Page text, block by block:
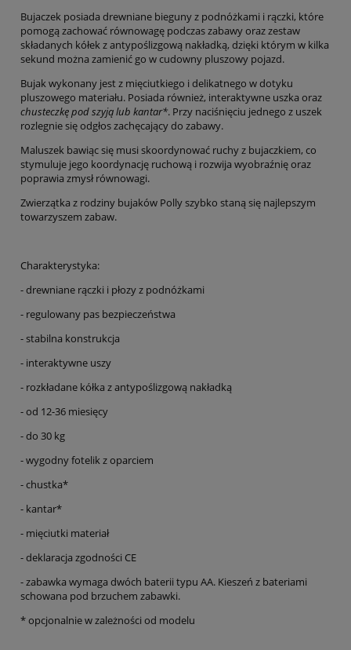
Bujaczek posiada drewniane bieguny z podnóżkami i rączki, które
pomogą zachować równowagę podczas zabawy oraz zestaw
składanych kółek z antypoślizgową nakładką, dzięki którym w kilka
sekund można zamienić go w cudowny pluszowy pojazd.
Bujak wykonany jest z mięciutkiego i delikatnego w dotyku
pluszowego materiału. Posiada również, interaktywne uszka oraz
chusteczkę pod szyją lub kantar*. Przy naciśnięciu jednego z uszek
rozlegnie się odgłos zachęcający do zabawy.
Maluszek bawiąc się musi skoordynować ruchy z bujaczkiem, co
stymuluje jego koordynację ruchową i rozwija wyobraźnię oraz
poprawia zmysł równowagi.
Zwierzątka z rodziny bujaków Polly szybko staną się najlepszym
towarzyszem zabaw.
Charakterystyka:
- drewniane rączki i płozy z podnóżkami
- regulowany pas bezpieczeństwa
- stabilna konstrukcja
- interaktywne uszy
- rozkładane kółka z antypoślizgową nakładką
- od 12-36 miesięcy
- do 30 kg
- wygodny fotelik z oparciem
- chustka*
- kantar*
- mięciutki materiał
- deklaracja zgodności CE
- zabawka wymaga dwóch baterii typu AA. Kieszeń z bateriami
schowana pod brzuchem zabawki.
* opcjonalnie w zależności od modelu